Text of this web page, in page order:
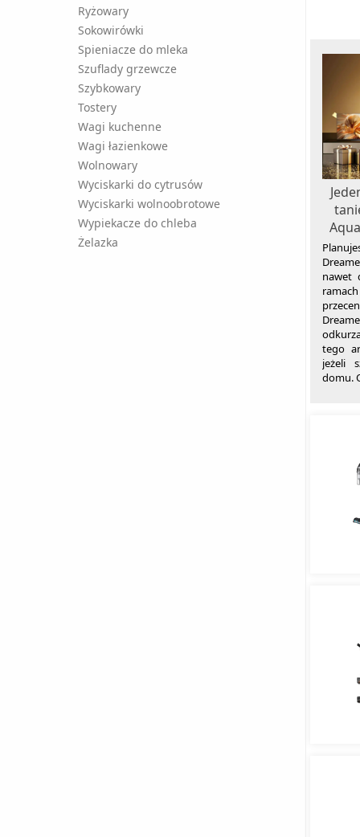
Ryżowary
Sokowirówki
Spieniacze do mleka
Szuflady grzewcze
Szybkowary
Tostery
Wagi kuchenne
Wagi łazienkowe
Wolnowary
Wyciskarki do cytrusów
Wyciskarki wolnoobrotowe
Wypiekacze do chleba
Żelazka
nawet
tego
jeżeli
domu.